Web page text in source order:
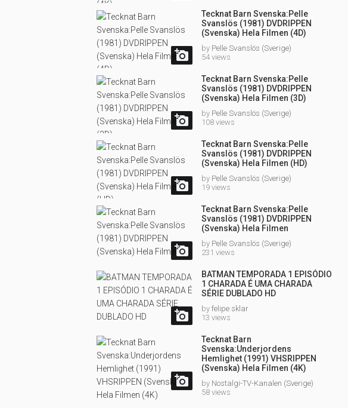

Tecknat Barn Svenska:Pelle
Svanslös (1981) DVDRIPPEN
(Svenska) Hela Filmen (4D)
by Pelle Svanslös (Sverige)
54 views

Tecknat Barn Svenska:Pelle
Svanslös (1981) DVDRIPPEN
(Svenska) Hela Filmen (3D)
by Pelle Svanslös (Sverige)
108 views

Tecknat Barn Svenska:Pelle
Svanslös (1981) DVDRIPPEN
(Svenska) Hela Filmen (HD)
by Pelle Svanslös (Sverige)
19 views

Tecknat Barn Svenska:Pelle
Svanslös (1981) DVDRIPPEN
(Svenska) Hela Filmen
by Pelle Svanslös (Sverige)
231 views

BATMAN TEMPORADA 1 EPISÓDIO
1 CHARADA É UMA CHARADA
SÉRIE DUBLADO HD
by felipe sklar
13 views

Tecknat Barn
Svenska:Underjordens
Hemlighet (1991) VHSRIPPEN
(Svenska) Hela Filmen (4K)
by Nostalgi-TV-Kanalen (Sverige)
58 views